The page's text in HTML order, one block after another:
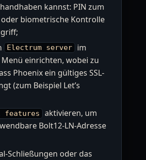
kannst: PIN zum
oder biometrische Kontrolle
Electrum server
im
einrichten, wobei zu
Phoenix ein gültiges SSL-
(zum Beispiel Let’s
features
aktivieren, um
Bolt12-LN-Adresse
Schließungen oder das